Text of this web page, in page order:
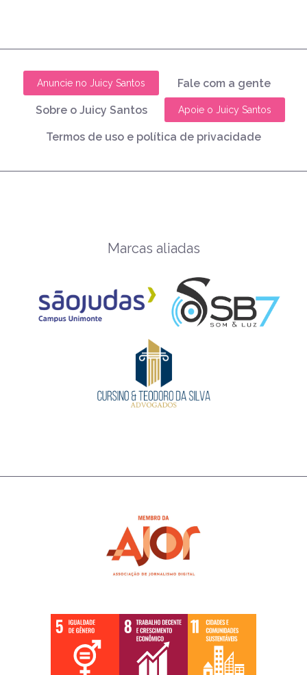
Anuncie no Juicy Santos Fale com a gente
Sobre o Juicy Santos Apoie o Juicy Santos
Termos de uso e política de privacidade
Marcas aliadas